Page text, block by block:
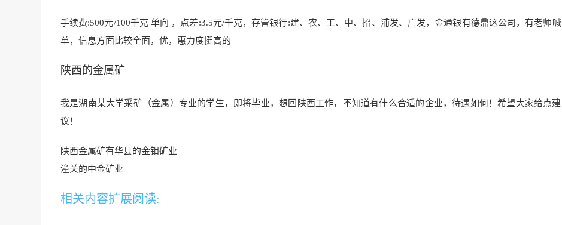
手续费:500元/100千克 单向 ，点差:3.5元/千克，存管银行:建、农、工、中、招、浦发、广发，金通银有德鼎这公司，有老师喊
单，信息方面比较全面，优， 惠力度挺高的
陕西的金属矿
我是湖南某大学采矿（金属）专业的学生，即将毕业，想回陕西工作，不知道有什么合适的企业，待遇如何！希望大家给点建
议！
陕西金属矿有华县的金钼矿业
潼关的中金矿业
相关内容扩展阅读: